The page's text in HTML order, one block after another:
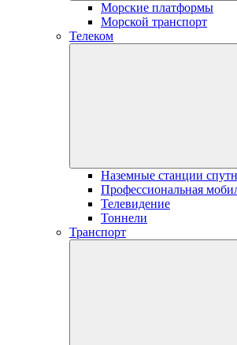
Морские платформы
Морской транспорт
Телеком
Наземные станции
Профессиональная
Телевидение
Тоннели
Транспорт